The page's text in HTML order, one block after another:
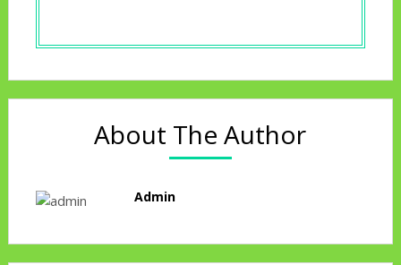
About The Author
Admin